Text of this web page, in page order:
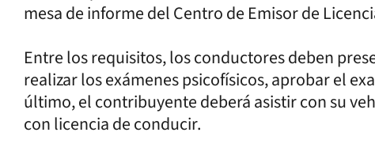
mesa de informe del Centro de Emisor de
Entre los requisitos, los conductores deben
realizar los exámenes psicofísicos, aprobar el
último, el contribuyente deberá asistir con su
con licencia de conducir.